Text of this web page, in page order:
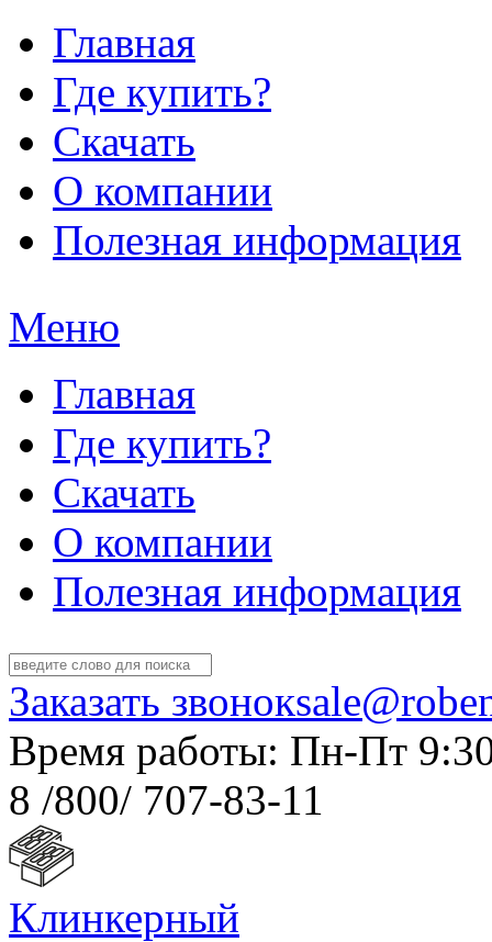
Главная
Где купить?
Скачать
О компании
Полезная информация
Меню
Главная
Где купить?
Скачать
О компании
Полезная информация
Заказать звонок
Время работы: Пн-Пт
8 /800/ 707-83-11
Клинкерный